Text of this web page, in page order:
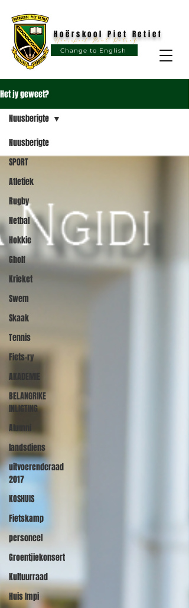
Change to English
Hoërskool Piet Retief
Hoërskool Piet Retief
Het jy geweet?
Nuusberigte
SPORT
Atletiek
Rugby
Netbal
Hokkie
Gholf
Krieket
Swem
Skaak
Tennis
Fiets-ry
AKADEMIE
BELANGRIKE
INLIGTING
Alumni
landsdiens
uitvoerenderaad
2017
KOSHUIS
Fietskamp
personeel
Groentjiekonsert
Kultuurraad
Huis Impi
Nuusberigte